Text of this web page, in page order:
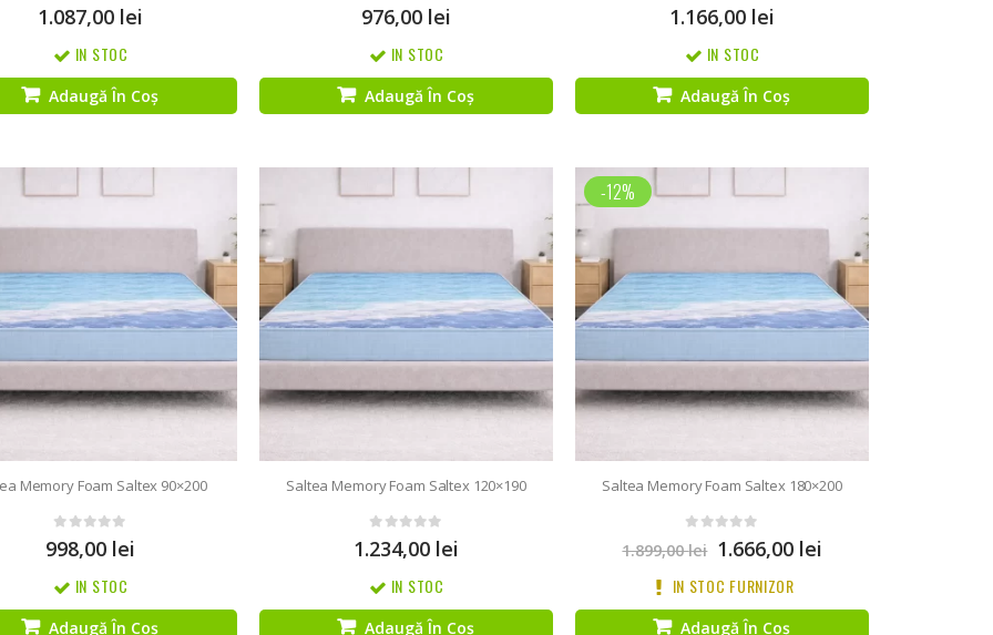
0out of 5
1.087,00 lei
IN STOC
Adaugă În Coș
0out of 5
976,00 lei
IN STOC
Adaugă În Coș
0out of 5
1.166,00 lei
IN STOC
Adaugă În Coș
Memory Foam Saltex 90×200
0out of 5
998,00 lei
IN STOC
Adaugă În Coș
Saltea Memory Foam Saltex 120×190
0out of 5
1.234,00 lei
IN STOC
Adaugă În Coș
-12%
Saltea Memory Foam Saltex 180×200
out of 5
1.899,00lei 1.666,00 lei
IN STOC FURNIZOR
Adaugă În Coș